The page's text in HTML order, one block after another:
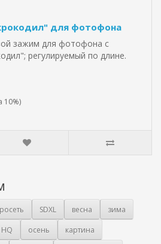
для фотофона
зажим для фотофона с
регулируемый по длине.
10%)
SDXL весна
зима
HQ осень
картина